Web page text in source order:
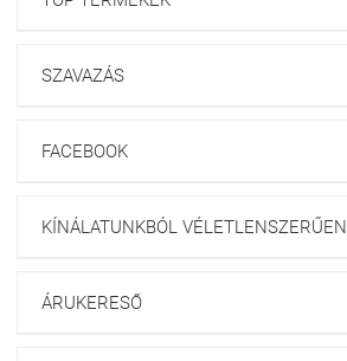
SZAVAZÁS
FACEBOOK
KÍNÁLATUNKBÓL VÉLETLENSZERŰEN
ÁRUKERESŐ